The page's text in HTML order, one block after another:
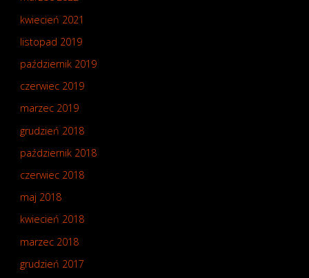
kwiecień 2021
listopad 2019
październik 2019
czerwiec 2019
marzec 2019
grudzień 2018
październik 2018
czerwiec 2018
maj 2018
kwiecień 2018
marzec 2018
grudzień 2017